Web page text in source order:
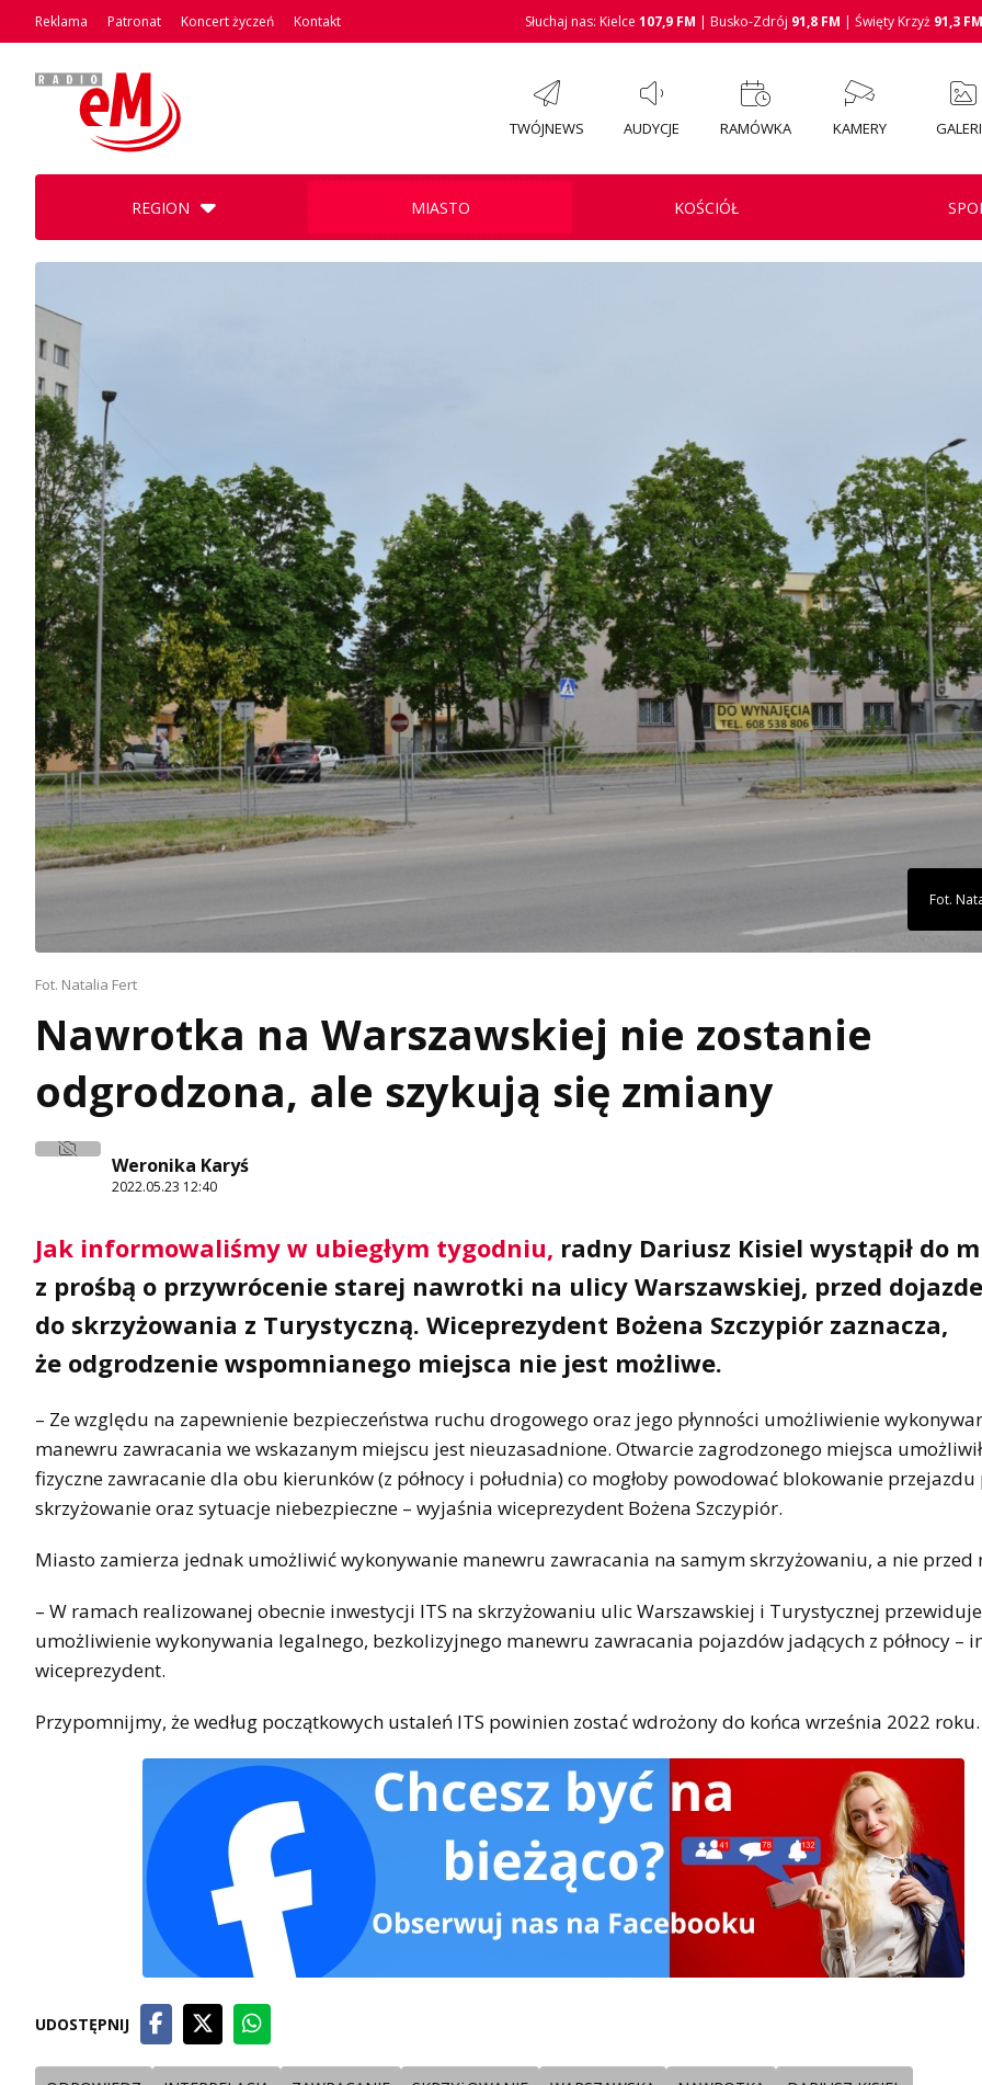
Reklama Patronat Koncert życzeń Kontakt Słuchaj nas: Kielce 107,9 FM | Busko-Zdrój 91,8 FM | Święty Krzyż 91,3 FM
TWÓJNEWS AUDYCJE RAMÓWKA KAMERY
REGION MIASTO KOŚCIÓŁ
Fot.
Fot. Natalia Fert
Nawrotka na Warszawskiej nie zostanie
odgrodzona, ale szykują się zmiany
Weronika Karyś
2022.05.23 12:40
Jak informowaliśmy w ubiegłym tygodniu, radny Dariusz Kisiel wystąpił do
z prośbą o przywrócenie starej nawrotki na ulicy Warszawskiej, przed
do skrzyżowania z Turystyczną. Wiceprezydent Bożena Szczypiór zaznacza,
że odgrodzenie wspomnianego miejsca nie jest możliwe.
– Ze względu na zapewnienie bezpieczeństwa ruchu drogowego oraz jego płynności umożliwienie
manewru zawracania we wskazanym miejscu jest nieuzasadnione. Otwarcie zagrodzonego miejsca
fizyczne zawracanie dla obu kierunków (z północy i południa) co mogłoby powodować blokowanie przejazdu
skrzyżowanie oraz sytuacje niebezpieczne – wyjaśnia wiceprezydent Bożena Szczypiór.
Miasto zamierza jednak umożliwić wykonywanie manewru zawracania na samym skrzyżowaniu, a nie przed
– W ramach realizowanej obecnie inwestycji ITS na skrzyżowaniu ulic Warszawskiej i Turystycznej
umożliwienie wykonywania legalnego, bezkolizyjnego manewru zawracania pojazdów jadących z północy –
wiceprezydent.
Przypomnijmy, że według początkowych ustaleń ITS powinien zostać wdrożony do końca września 2022 roku.
UDOSTĘPNIJ